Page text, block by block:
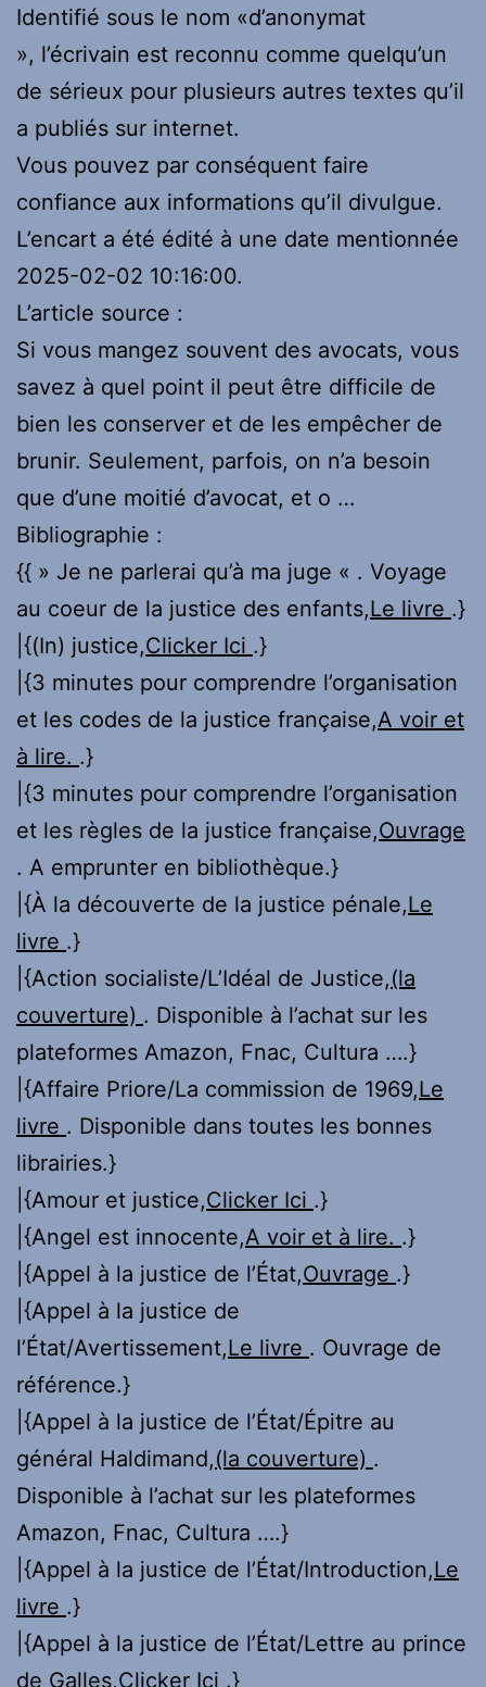
Identifié sous le nom «d’anonymat
», l’écrivain est reconnu comme quelqu’un
de sérieux pour plusieurs autres textes qu’il
a publiés sur internet.
Vous pouvez par conséquent faire
confiance aux informations qu’il divulgue.
L’encart a été édité à une date mentionnée
2025-02-02 10:16:00.
L’article source :
Si vous mangez souvent des avocats, vous
savez à quel point il peut être difficile de
bien les conserver et de les empêcher de
brunir. Seulement, parfois, on n’a besoin
que d’une moitié d’avocat, et o …
Bibliographie :
{{ » Je ne parlerai qu’à ma juge « . Voyage
au coeur de la justice des enfants,Le livre .}
|{(In) justice,Clicker Ici .}
|{3 minutes pour comprendre l’organisation
et les codes de la justice française,A voir et
à lire. .}
|{3 minutes pour comprendre l’organisation
et les règles de la justice française,Ouvrage
. A emprunter en bibliothèque.}
|{À la découverte de la justice pénale,Le
livre .}
|{Action socialiste/L’Idéal de Justice,(la
couverture) . Disponible à l’achat sur les
plateformes Amazon, Fnac, Cultura ….}
|{Affaire Priore/La commission de 1969,Le
livre . Disponible dans toutes les bonnes
librairies.}
|{Amour et justice,Clicker Ici .}
|{Angel est innocente,A voir et à lire. .}
|{Appel à la justice de l’État,Ouvrage .}
|{Appel à la justice de
l’État/Avertissement,Le livre . Ouvrage de
référence.}
|{Appel à la justice de l’État/Épitre au
général Haldimand,(la couverture) .
Disponible à l’achat sur les plateformes
Amazon, Fnac, Cultura ….}
|{Appel à la justice de l’État/Introduction,Le
livre .}
|{Appel à la justice de l’État/Lettre au prince
de Galles,Clicker Ici .}